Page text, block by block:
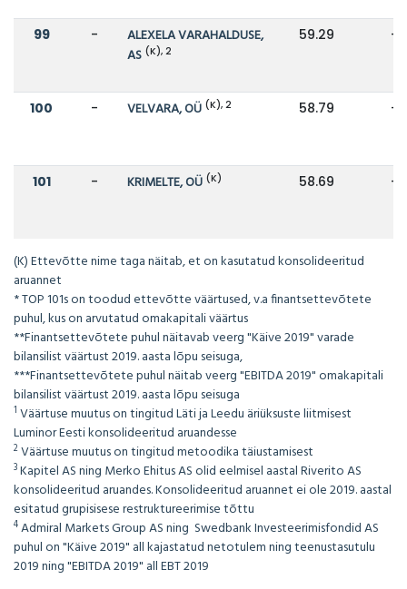
99 -
ALEXELA VARAHALDUSE,
AS (K), 2
59.29 -
100 - VELVARA, OÜ (K), 2 58.79 -
101 - KRIMELTE, OÜ (K) 58.69 -
(K) Ettevõtte nime taga näitab, et on kasutatud konsolideeritud
aruannet
* TOP 101s on toodud ettevõtte väärtused, v.a finantsettevõtete
puhul, kus on arvutatud omakapitali väärtus
**Finantsettevõtete puhul näitavab veerg "Käive 2019" varade
bilansilist väärtust 2019. aasta lõpu seisuga,
***Finantsettevõtete puhul näitab veerg "EBITDA 2019" omakapitali
bilansilist väärtust 2019. aasta lõpu seisuga
1 Väärtuse muutus on tingitud Läti ja Leedu äriüksuste liitmisest
Luminor Eesti konsolideeritud aruandesse
2Väärtuse muutus on tingitud metoodika täiustamisest
3Kapitel AS ning Merko Ehitus AS olid eelmisel aastal Riverito AS
konsolideeritud aruandes. Konsolideeritud aruannet ei ole 2019. aastal
esitatud grupisisese restruktureerimise tõttu
4Admiral Markets Group AS ning Swedbank Investeerimisfondid AS
puhul on "Käive 2019" all kajastatud netotulem ning teenustasutulu
2019 ning "EBITDA 2019" all EBT 2019